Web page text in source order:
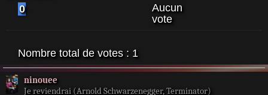
0
Aucun
vote
Nombre total de votes : 1
ninouee
Je reviendrai (Arnold Schwarzenegger, Terminator)